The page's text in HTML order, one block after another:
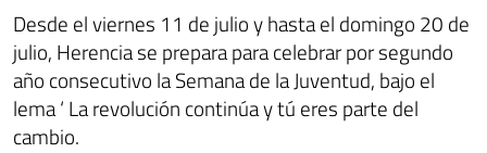
Desde el viernes 11 de julio y hasta el domingo 20 de
julio, Herencia se prepara para celebrar por segundo
año consecutivo la Semana de la Juventud, bajo el
lema ‘ La revolución continúa y tú eres parte del
cambio.